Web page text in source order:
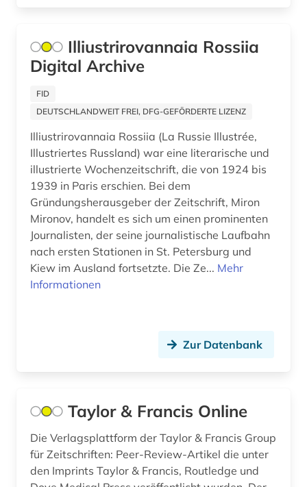
fachdidaktik (2)
fernsehsendung (2)
festschrift (1)
fid adlr.link für die medien-, kommunikations-
und filmwissenschaft (1)
fid benelux (1)
fid nahost-, nordafrika- und islamstudien (1)
fid nordeuropa (1)
finanzberichte (1)
fortlaufendes sammelwerk (1)
fotografie (1)
Ostasien (2)
Palaestina (3)
Russland, Sowjetunion (11)
Schweiz (8)
Serbien (1)
Skandinavien (1)
Slowakei (2)
Suedostasien (1)
Suedosteuropa (4)
Tschechische Republik (3)
Tuerkei (4)
Illiustrirovannaia Rossiia
Digital Archive
FID
DEUTSCHLANDWEIT FREI, DFG-GEFÖRDERTE LIZENZ
Illiustrirovannaia Rossiia (La Russie Illustrée,
Illustriertes Russland) war eine literarische und
illustrierte Wochenzeitschrift, die von 1924 bis
1939 in Paris erschien. Bei dem
Gründungsherausgeber der Zeitschrift, Miron
Mironov, handelt es sich um einen prominenten
Journalisten, der seine journalistische Laufbahn
nach ersten Stationen in St. Petersburg und
Kiew im Ausland fortsetzte. Die Ze... Mehr
Informationen
Zur Datenbank
Taylor & Francis Online
Die Verlagsplattform der Taylor & Francis Group
für Zeitschriften: Peer-Review-Artikel die unter
den Imprints Taylor & Francis, Routledge und